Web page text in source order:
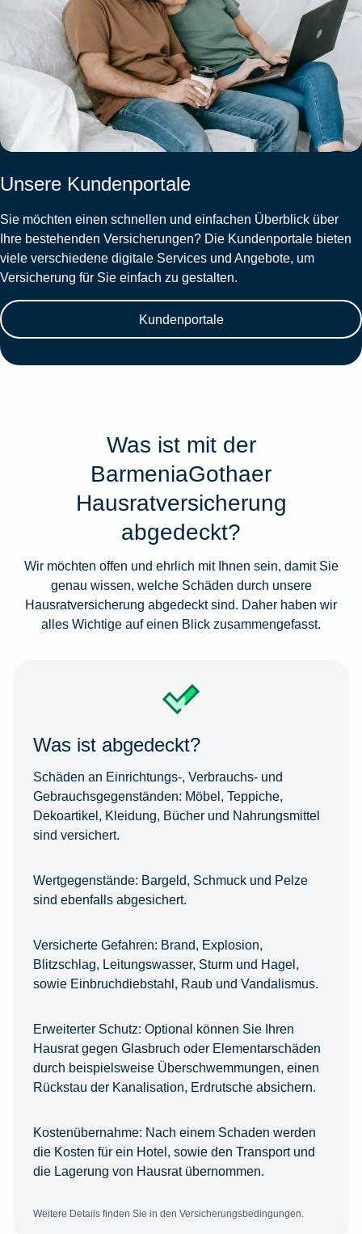
Unsere Kundenportale
Sie möchten einen schnellen und einfachen Überblick über
Ihre bestehenden Versicherungen? Die Kundenportale bieten
viele verschiedene digitale Services und Angebote, um
Versicherung für Sie einfach zu gestalten.
Kundenportale
Was ist mit der
BarmeniaGothaer
Hausratversicherung
abgedeckt?
Wir möchten offen und ehrlich mit Ihnen sein, damit Sie
genau wissen, welche Schäden durch unsere
Hausratversicherung abgedeckt sind. Daher haben wir
alles Wichtige auf einen Blick zusammengefasst.
Was ist abgedeckt?
Schäden an Einrichtungs-, Verbrauchs- und
Gebrauchsgegenständen: Möbel, Teppiche,
Dekoartikel, Kleidung, Bücher und Nahrungsmittel
sind versichert.
Wertgegenstände: Bargeld, Schmuck und Pelze
sind ebenfalls abgesichert.
Versicherte Gefahren: Brand, Explosion,
Blitzschlag, Leitungswasser, Sturm und Hagel,
sowie Einbruchdiebstahl, Raub und Vandalismus.
Erweiterter Schutz: Optional können Sie Ihren
Hausrat gegen Glasbruch oder Elementarschäden
durch beispielsweise Überschwemmungen, einen
Rückstau der Kanalisation, Erdrutsche absichern.
Kostenübernahme: Nach einem Schaden werden
die Kosten für ein Hotel, sowie den Transport und
die Lagerung von Hausrat übernommen.
Weitere Details finden Sie in den Versicherungsbedingungen.